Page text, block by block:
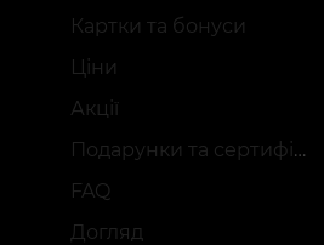
Картки та бонуси
Ціни
Акції
Подарунки та сертифікати
FAQ
Догляд